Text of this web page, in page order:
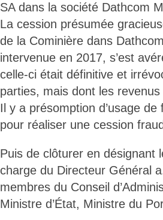
SA dans la société Dathcom
La cession présumée
de la Cominière dans
intervenue en 2017, s’est
celle-ci était définitive et
parties, mais dont les
Il y a présomption d’usage
pour réaliser une cession
Puis de clôturer en désignant
charge du Directeur Général
membres du Conseil
Ministre d’État, Ministre du